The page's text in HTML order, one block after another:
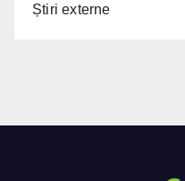
Știri externe